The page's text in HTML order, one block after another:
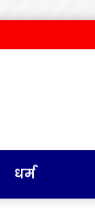
धर्म